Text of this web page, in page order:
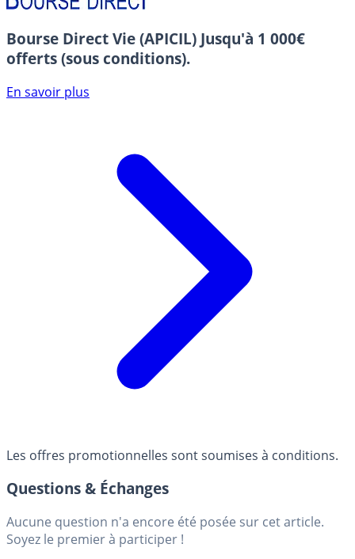
Bourse Direct Vie (APICIL) Jusqu'à 1 000€
offerts (sous conditions).
En savoir plus
Les offres promotionnelles sont soumises à conditions.
Questions & Échanges
Aucune question n'a encore été posée sur cet article.
Soyez le premier à participer !